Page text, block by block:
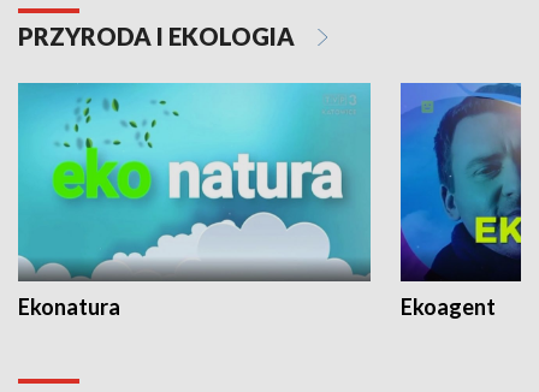
PRZYRODA I EKOLOGIA
Ekonatura Ekoagent